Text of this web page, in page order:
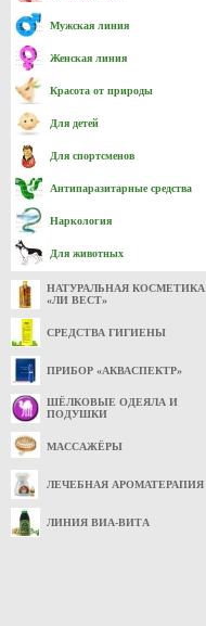
Мужская линия
Женская линия
Красота от природы
Для детей
Для спортсменов
Антипаразитарные средства
Наркология
Для животных
НАТУРАЛЬНАЯ КОСМЕТИКА
«ЛИ ВЕСТ»
СРЕДСТВА ГИГИЕНЫ
ПРИБОР «АКВАСПЕКТР»
ШЁЛКОВЫЕ ОДЕЯЛА И
ПОДУШКИ
МАССАЖЁРЫ
ЛЕЧЕБНАЯ АРОМАТЕРАПИЯ
ЛИНИЯ ВИА-ВИТА